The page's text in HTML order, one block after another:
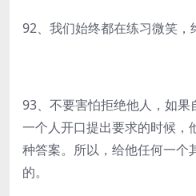
92、我们始终都在练习微笑，
93、不要害怕拒绝他人，如果
一个人开口提出要求的时候，
种答案。所以，给他任何一个
的。